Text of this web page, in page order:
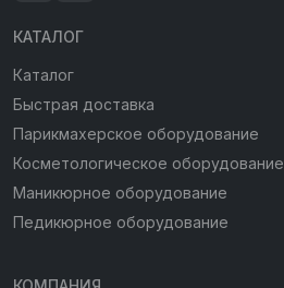
КАТАЛОГ
Каталог
Быстрая доставка
Парикмахерское оборудование
Косметологическое оборудование
Маникюрное оборудование
Педикюрное оборудование